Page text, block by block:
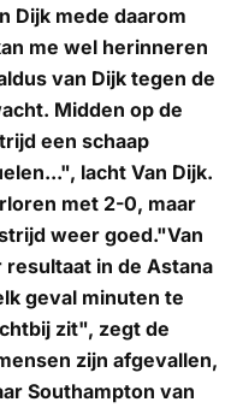
Dijk mede daarom
me wel herinneren
van Dijk tegen de
Midden op de
een schaap
lacht Van Dijk.
met 2-0, maar
weer goed."Van
in de Astana
geval minuten te
zit", zegt de
zijn afgevallen,
Southampton van